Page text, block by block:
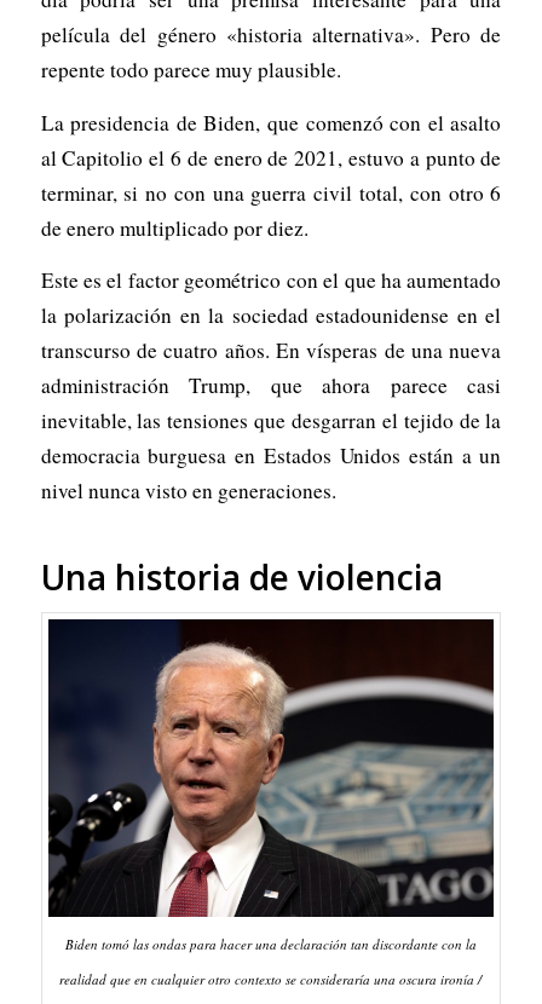
película del género «historia alternativa». Pero de
repente todo parece muy plausible.
La presidencia de Biden, que comenzó con el asalto
al Capitolio el 6 de enero de 2021, estuvo a punto de
terminar, si no con una guerra civil total, con otro 6
de enero multiplicado por diez.
Este es el factor geométrico con el que ha aumentado
la polarización en la sociedad estadounidense en el
transcurso de cuatro años. En vísperas de una nueva
administración Trump, que ahora parece casi
inevitable, las tensiones que desgarran el tejido de la
democracia burguesa en Estados Unidos están a un
nivel nunca visto en generaciones.
Una historia de violencia
Biden tomó las ondas para hacer una declaración tan discordante con la
realidad que en cualquier otro contexto se consideraría una oscura ironía /